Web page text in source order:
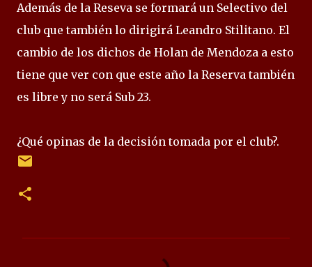
Además de la Reseva se formará un Selectivo del
club que también lo dirigirá Leandro Stilitano. El
cambio de los dichos de Holan de Mendoza a esto
tiene que ver con que este año la Reserva también
es libre y no será Sub 23.
¿Qué opinas de la decisión tomada por el club?.